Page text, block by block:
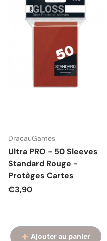
DracauGames
Ultra PRO - 50 Sleeves
Standard Rouge -
Protèges Cartes
Prix habituel
€3,90
Ajouter au panier